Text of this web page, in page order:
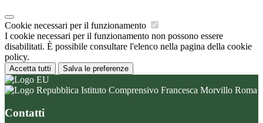
Cookie necessari per il funzionamento
I cookie necessari per il funzionamento non possono essere
disabilitati. È possibile consultare l'elenco nella pagina della cookie
policy.
Accetta tutti Salva le preferenze
Istituto Comprensivo Francesca Morvillo Roma
Contatti